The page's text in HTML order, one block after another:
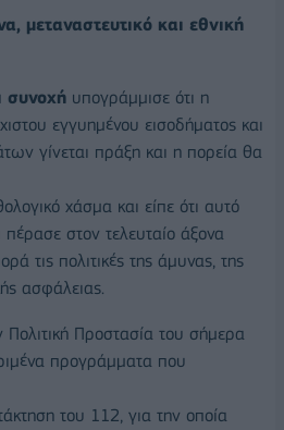
μεταναστευτικό και εθνική
συνοχή υπογράμμισε ότι η
εγγυημένου εισοδήματος και
γίνεται πράξη και η πορεία θα
χάσμα και είπε ότι αυτό
πέρασε στον τελευταίο άξονα
τις πολιτικές της άμυνας, της
ασφάλειας.
Πολιτική Προστασία του σήμερα
προγράμματα που
του 112, για την οποία